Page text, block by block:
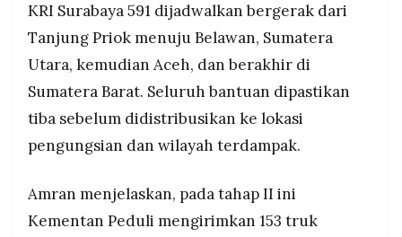
KRI Surabaya 591 dijadwalkan bergerak dari
Tanjung Priok menuju Belawan, Sumatera
Utara, kemudian Aceh, dan berakhir di
Sumatera Barat. Seluruh bantuan dipastikan
tiba sebelum didistribusikan ke lokasi
pengungsian dan wilayah terdampak.
Amran menjelaskan, pada tahap II ini
Kementan Peduli mengirimkan 153 truk